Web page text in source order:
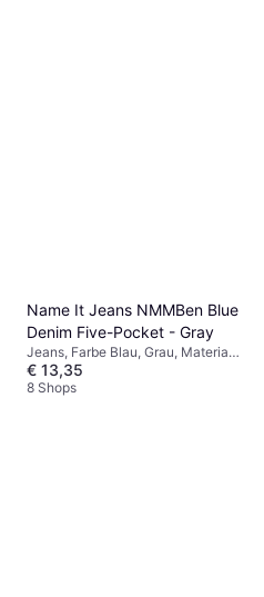
Name It Jeans NMMBen Blue
Denim Five-Pocket - Gray
Jeans, Farbe Blau, Grau, Material
Baumwolle,
Elastan/Lycra/Spandex, Jersey,
€ 13,35
8 Shops